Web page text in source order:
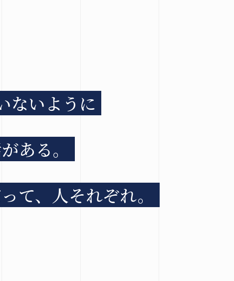
ないように
ある。
て、 人それぞれ。